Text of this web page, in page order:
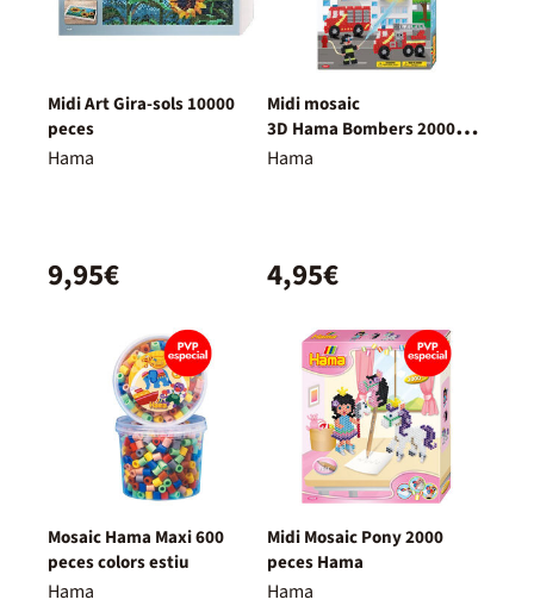
Midi Art Gira-sols 10000
peces
Hama
9,95€
Midi mosaic
3D Hama Bombers 2000
peces
Hama
4,95€
Mosaic Hama Maxi 600
peces colors estiu
Hama
Midi Mosaic Pony 2000
peces Hama
Hama